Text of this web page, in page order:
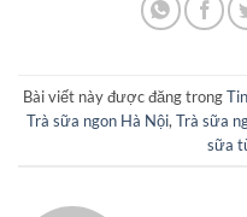
Bài viết này được đăng trong
Trà sữa ngon Hà Nội, Trà sữa
sữa